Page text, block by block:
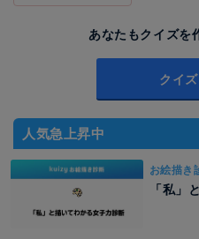
あなたもクイズを
クイ
人気急上昇中
お絵描き
「私」